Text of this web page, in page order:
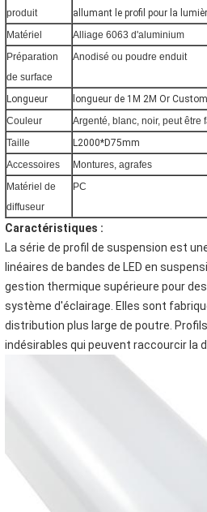
produit
allumant le profil pour la
Matériel
Alliage 6063 d'aluminium
Préparation
de surface
Anodisé ou poudre enduit
Longueur
longueur de 1M 2M Or
Couleur
Argenté, blanc, noir, peut être
Taille
L2000*D75mm
Accessoires
Montures, agrafes
Matériel de
diffuseur
PC
Caractéristiques :
La série de profil de suspension est
linéaires de bandes de LED en
gestion thermique supérieure pour
système d'éclairage. Elles sont
distribution plus large de poutre.
indésirables qui peuvent raccourcir la